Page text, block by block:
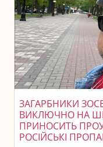
ЗАГАРБНИКИ
ВИКЛЮЧНО НА
ПРИНОСИТЬ
РОСІЙСЬКІ